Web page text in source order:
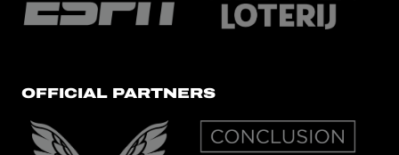
OFFICIAL PARTNERS